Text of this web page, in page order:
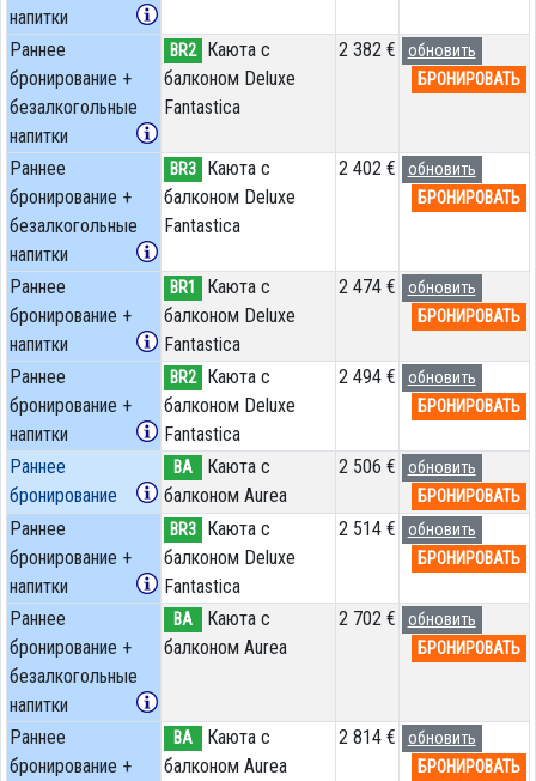
напитки
Раннее
бронирование +
безалкогольные
напитки
BR2
Каюта с
балконом Deluxe
Fantastica
2 382 €
обновить
БРОНИРОВАТЬ
Раннее
бронирование +
безалкогольные
напитки
BR3
Каюта с
балконом Deluxe
Fantastica
2 402 €
обновить
БРОНИРОВАТЬ
Раннее
бронирование +
напитки
BR1
Каюта с
балконом Deluxe
Fantastica
2 474 €
обновить
БРОНИРОВАТЬ
Раннее
бронирование +
напитки
BR2
Каюта с
балконом Deluxe
Fantastica
2 494 €
обновить
БРОНИРОВАТЬ
Раннее
бронирование
BA
Каюта с
балконом Aurea
2 506 €
обновить
БРОНИРОВАТЬ
Раннее
бронирование +
напитки
BR3
Каюта с
балконом Deluxe
Fantastica
2 514 €
обновить
БРОНИРОВАТЬ
Раннее
бронирование +
безалкогольные
напитки
BA
Каюта с
балконом Aurea
2 702 €
обновить
БРОНИРОВАТЬ
Раннее
бронирование +
BA
Каюта с
балконом Aurea
2 814 €
обновить
БРОНИРОВАТЬ